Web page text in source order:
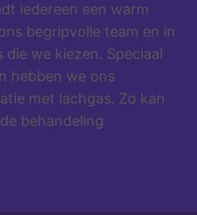
iedereen een warm
begripvolle team en in
we kiezen. Speciaal
hebben we ons
met lachgas. Zo kan
behandeling